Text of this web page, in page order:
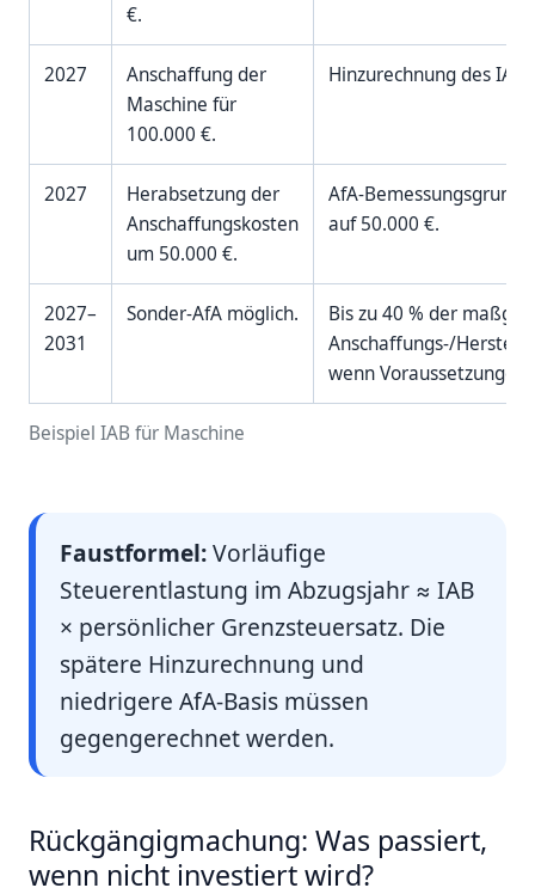
Beispiel IAB für Maschine
€.
2027
Anschaffung der
Maschine für
100.000 €.
Hinzurechnung des
2027
Herabsetzung der
Anschaffungskosten
um 50.000 €.
AfA-
auf 50.000 €.
2027–
2031
Sonder-AfA möglich.
Bis zu 40 % der
Anschaffungs-/
wenn Voraussetzungen
Faustformel:Vorläufige
Steuerentlastung im Abzugsjahr ≈ IAB
× persönlicher Grenzsteuersatz. Die
spätere Hinzurechnung und
niedrigere AfA-Basis müssen
gegengerechnet werden.
Rückgängigmachung: Was passiert,
wenn nicht investiert wird?